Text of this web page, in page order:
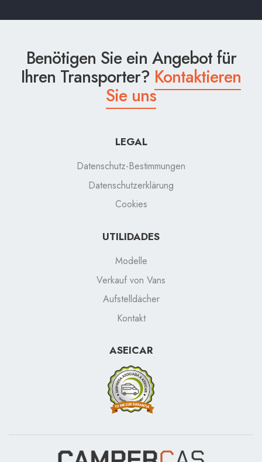
Benötigen Sie ein Angebot für
Ihren Transporter? Kontaktieren
Sie uns
LEGAL
Datenschutz-Bestimmungen
Datenschutzerklärung
Cookies
UTILIDADES
Modelle
Verkauf von Vans
Aufstelldächer
Kontakt
ASEICAR